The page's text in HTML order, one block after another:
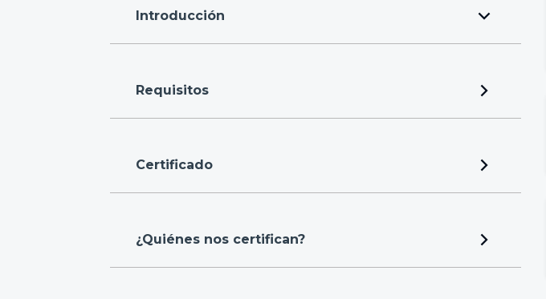
Introducción
Requisitos
Certificado
¿Quiénes nos certifican?